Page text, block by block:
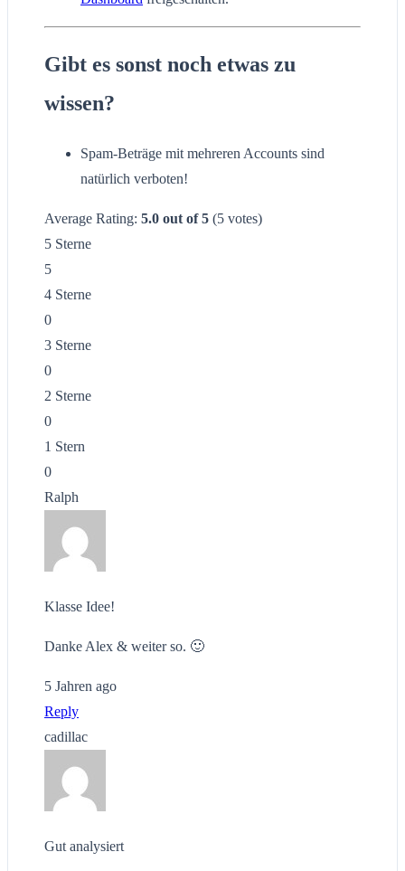
Gibt es sonst noch etwas zu
wissen?
Spam-Beträge mit mehreren Accounts sind
natürlich verboten!
Average Rating: 5.0 out of5 (5 votes)
5 Sterne
5
4 Sterne
0
3 Sterne
0
2 Sterne
0
1 Stern
0
Ralph
Klasse Idee!
Danke Alex & weiter so. 🙂
5 Jahren ago
Reply
cadillac
Gut analysiert